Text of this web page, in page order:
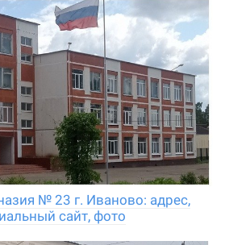
№ 23 г. Иваново: адрес,
сайт, фото